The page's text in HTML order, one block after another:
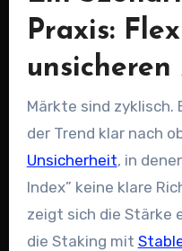
Praxis:
Märkte sind zyklisch.
der Trend klar nach
Unsicherheit, in
Index” keine klare
zeigt sich die Stärke
die Staking mit